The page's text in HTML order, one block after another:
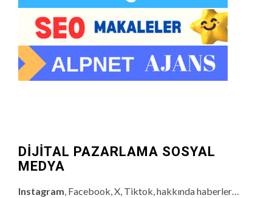
DİJİTAL PAZARLAMA SOSYAL
MEDYA
Instagram , Facebook, X, Tiktok, hakkında haberler…